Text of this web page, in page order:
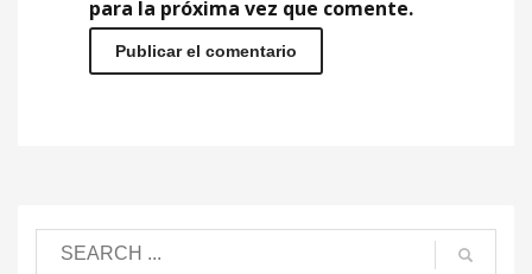
para la próxima vez que comente.